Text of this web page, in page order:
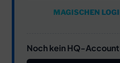
MAGISCHEN
Noch kein HQ-